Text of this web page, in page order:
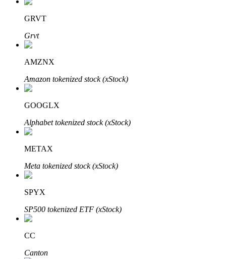
Đầu tư cố định và quản lý tài chính
Tận hưởng việc quản lý tài chính hiện tại và thu nhập lâu dài
Staking 101
GRVT
Grvt
AMZNX
Amazon tokenized stock (xStock)
GOOGLX
Alphabet tokenized stock (xStock)
METAX
Meta tokenized stock (xStock)
SPYX
SP500 tokenized ETF (xStock)
CC
Canton